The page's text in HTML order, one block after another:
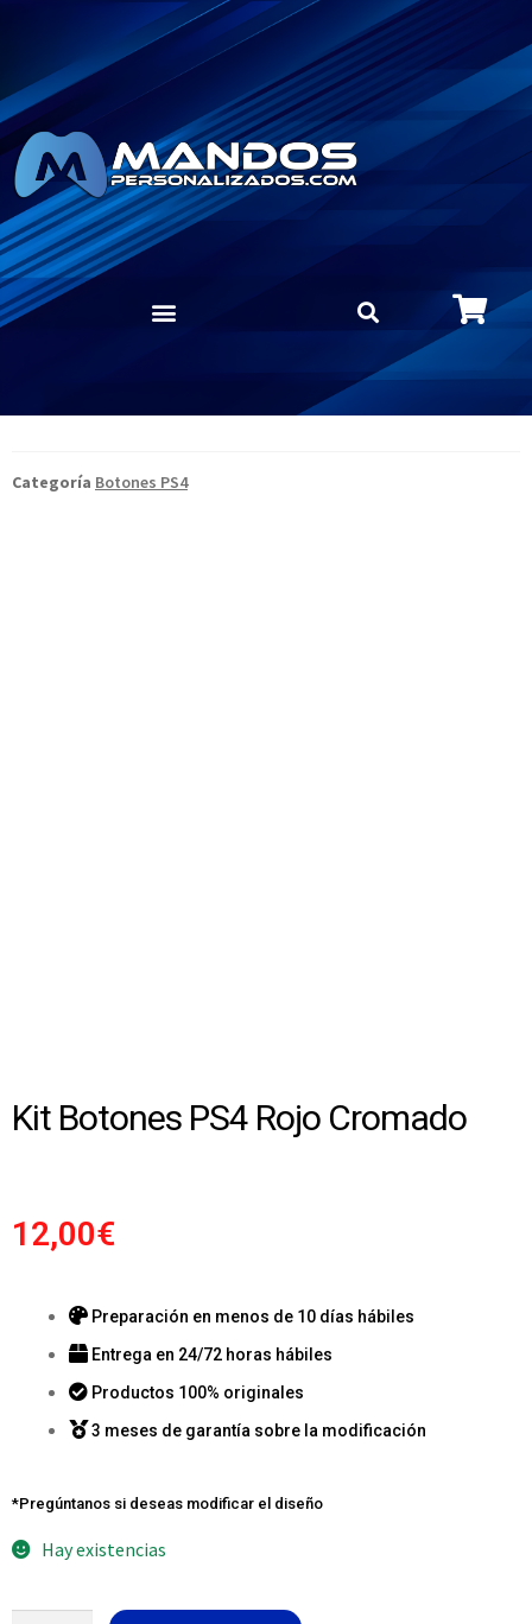
Categoría Botones PS4
Kit Botones PS4 Rojo Cromado
12,00€
Preparación en menos de 10 días hábiles
Entrega en 24/72 horas hábiles
Productos 100% originales
3 meses de garantía sobre la modificación
*Pregúntanos si deseas modificar el diseño
Hay existencias